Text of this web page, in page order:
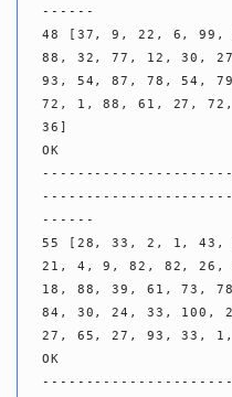
------
48 [37, 9, 22, 6, 99,
88, 32, 77, 12, 30,
93, 54, 87, 78, 54,
72, 1, 88, 61, 27,
36]
OK
------
55 [28, 33, 2, 1, 43,
21, 4, 9, 82, 82, 26,
18, 88, 39, 61, 73,
84, 30, 24, 33, 100,
27, 65, 27, 93, 33,
OK